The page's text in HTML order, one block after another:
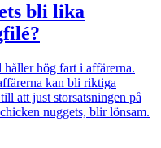
bli lika
hög fart i affärerna.
kan bli riktiga
att just storsatsningen på
nuggets, blir lönsam.